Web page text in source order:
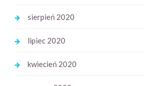
sierpień 2020
lipiec 2020
kwiecień 2020